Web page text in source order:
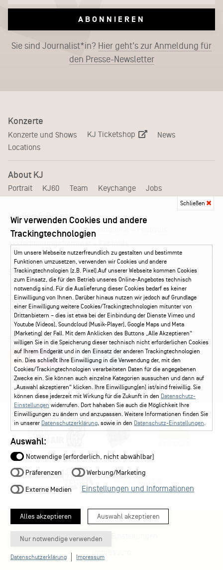
ABONNIEREN
Sie sind Journalist*in? Hier geht's zur Anmeldung für
den Presse-Newsletter
Konzerte
Konzerte und Shows KJ Ticketshop
News
Locations
About KJ
Portrait KJ60 Team Keychange Jobs
Medien & Branche
Booking Presse
Pressematerial – Festivals
Akkreditierungsformular – Festivals
Service
Kontakt Leichte Sprache
FAQ / Hilfe
Ticketshop Hamburg
Gutscheine
Callback-Service
Ticketservice 040 - 413 22 60
Social Media
Instagram Facebook
Datenschutz-Einstellungen
Schließen
Wir verwenden Cookies und andere
Trackingtechnologien
Um unsere Webseite nutzerfreundlich zu gestalten und bestimmte
Funktionen umzusetzen, verwenden wir Cookies und andere
Trackingtechnologien (z.B. Pixel).Auf unserer Webseite kommen Cookies
zum Einsatz, die für den Betrieb unseres Online-Angebotes technisch
notwendig sind. Für die Auslieferung dieser Cookies bedarf es keiner
Einwilligung von Ihnen. Darüber hinaus nutzen wir jedoch auf Grundlage
einer Einwilligung weitere Cookies/Trackingtechnologien mitunter von
Drittanbietern – dies ist etwa bei der Einbindung der Dienste Vimeo und
Youtube (Videos), Soundcloud (Musik-Player), Google Maps und Meta
(Marketing) der Fall. Mit dem Anklicken des Buttons „Alle Akzeptieren“
willigen Sie in die Speicherung dieser technisch nicht erforderlichen Cookies
auf Ihrem Endgerät und in den Einsatz der anderen Trackingtechnologien
ein. Dies schließt Ihre Einwilligung in die Verwendung der, mit den
Cookies/Trackingtechnologien verarbeiteten Daten für die angegebenen
Zwecke ein. Sie können auch einzelne Kategorien aussuchen und dann auf
„Auswahl akzeptieren“ klicken. Ihre Einwilligung(en) ist/sind freiwillig. Sie
können diese jederzeit mit Wirkung für die Zukunft in den Datenschutz-
Einstellungen widerrufen. Dort hahaben Sie auch die Möglichkeit Ihre
Einwilligungen zu ändern und anzupassen. Weitere Informationen finden Sie
in unserer Datenschutzerklärung, sowie in den Datenschutz-Einstellungen.
Auswahl:
Notwendige (erforderlich, nicht abwählbar)
Präferenzen Werbung/Marketing
Externe Medien Einstellungen und Informationen
Alles akzeptieren Auswahl akzeptieren
Nur notwendige verwenden
Datenschutzerklärung Impressum